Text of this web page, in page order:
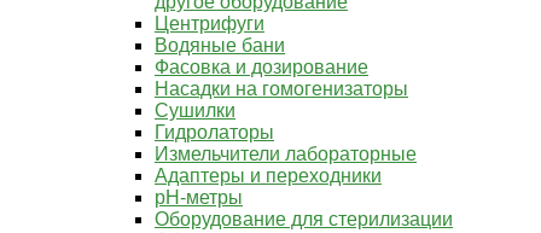
Центрифуги
Водяные бани
Фасовка и дозирование
Насадки на гомогенизаторы
Сушилки
Гидролаторы
Измельчители лабораторные
Адаптеры и переходники
pH-метры
Оборудование для стерилизации